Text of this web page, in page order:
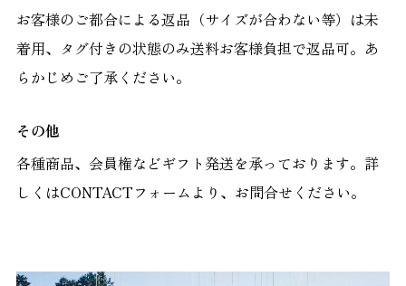
お客様のご都合による返品（サイズが合わない等）は未
着用、タグ付きの状態のみ送料お客様負担で返品可。あ
その他
各種商品、会員権などギフト発送を承っております。詳